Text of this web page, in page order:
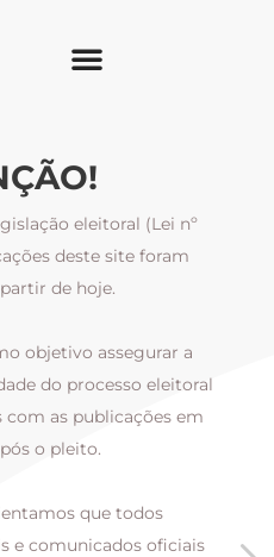
eleitoral (Lei nº
deste site foram
de hoje.
objetivo assegurar a
do processo eleitoral
as publicações em
o pleito.
que todos
e comunicados oficiais